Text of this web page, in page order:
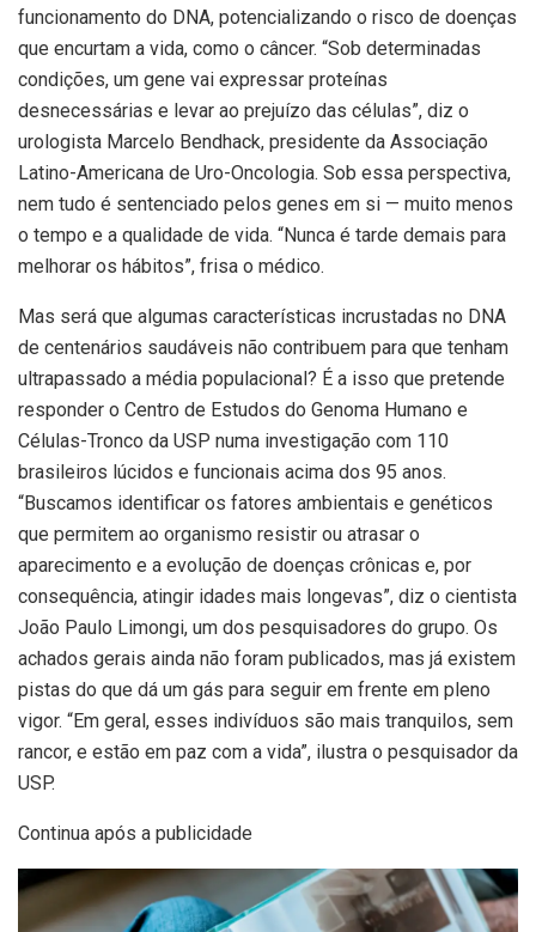
funcionamento do DNA, potencializando o risco de doenças
que encurtam a vida, como o câncer. “Sob determinadas
condições, um gene vai expressar proteínas
desnecessárias e levar ao prejuízo das células”, diz o
urologista Marcelo Bendhack, presidente da Associação
Latino-Americana de Uro-Oncologia. Sob essa perspectiva,
nem tudo é sentenciado pelos genes em si — muito menos
o tempo e a qualidade de vida. “Nunca é tarde demais para
melhorar os hábitos”, frisa o médico.
Mas será que algumas características incrustadas no DNA
de centenários saudáveis não contribuem para que tenham
ultrapassado a média populacional? É a isso que pretende
responder o Centro de Estudos do Genoma Humano e
Células-Tronco da USP numa investigação com 110
brasileiros lúcidos e funcionais acima dos 95 anos.
“Buscamos identificar os fatores ambientais e genéticos
que permitem ao organismo resistir ou atrasar o
aparecimento e a evolução de doenças crônicas e, por
consequência, atingir idades mais longevas”, diz o cientista
João Paulo Limongi, um dos pesquisadores do grupo. Os
achados gerais ainda não foram publicados, mas já existem
pistas do que dá um gás para seguir em frente em pleno
vigor. “Em geral, esses indivíduos são mais tranquilos, sem
rancor, e estão em paz com a vida”, ilustra o pesquisador da
USP.
Continua após a publicidade